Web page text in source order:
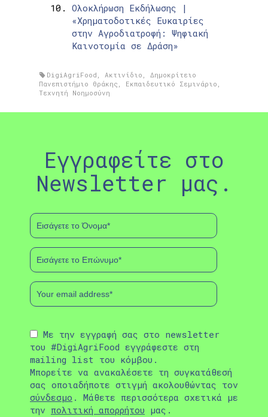
Ολοκλήρωση Εκδήλωσης |
«Χρηματοδοτικές Ευκαιρίες
στην Αγροδιατροφή: Ψηφιακή
Καινοτομία σε Δράση»
DigiAgriFood ,Ακτινίδιο ,Δημοκρίτειο
Πανεπιστήμιο Θράκης , Εκπαιδευτικό Σεμινάριο ,
Τεχνητή Νοημοσύνη
Εγγραφείτε στο
Newsletter μας.
Με την εγγραφή σας στο newsletter
του #DigiAgriFood εγγράφεστε στη
mailing list του κόμβου.
Μπορείτε να ανακαλέσετε τη συγκατάθεσή
σας οποιαδήποτε στιγμή ακολουθώντας τον
σύνδεσμο . Μάθετε περισσότερα σχετικά με
την πολιτική απορρήτου μας.